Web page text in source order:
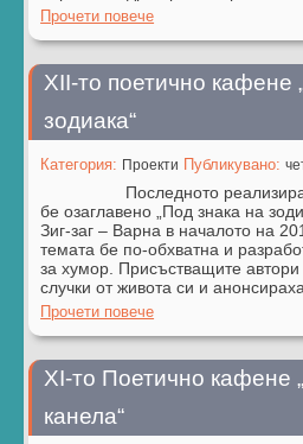
Прочети повече
XІІ-то поетично кафене
зодиака“
Категория: Проекти Публикувано:
Последното
бе озаглавено „Под знака на
Зиг-заг – Варна в началото на
темата бе по-обхватна и
за хумор. Присъстващите
случки от живота си и
Прочети повече
ХI-то Поетично кафене
канела“